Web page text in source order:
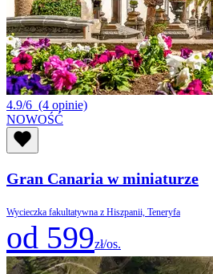
4.9/6 (4 opinie)
NOWOŚĆ
Gran Canaria w miniaturze
Wycieczka fakultatywna z Hiszpanii, Teneryfa
od 599zł/os.